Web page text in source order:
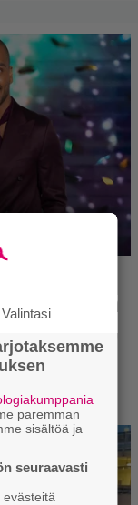
Valintasi
paremman
sisältöä ja
seuraavasti